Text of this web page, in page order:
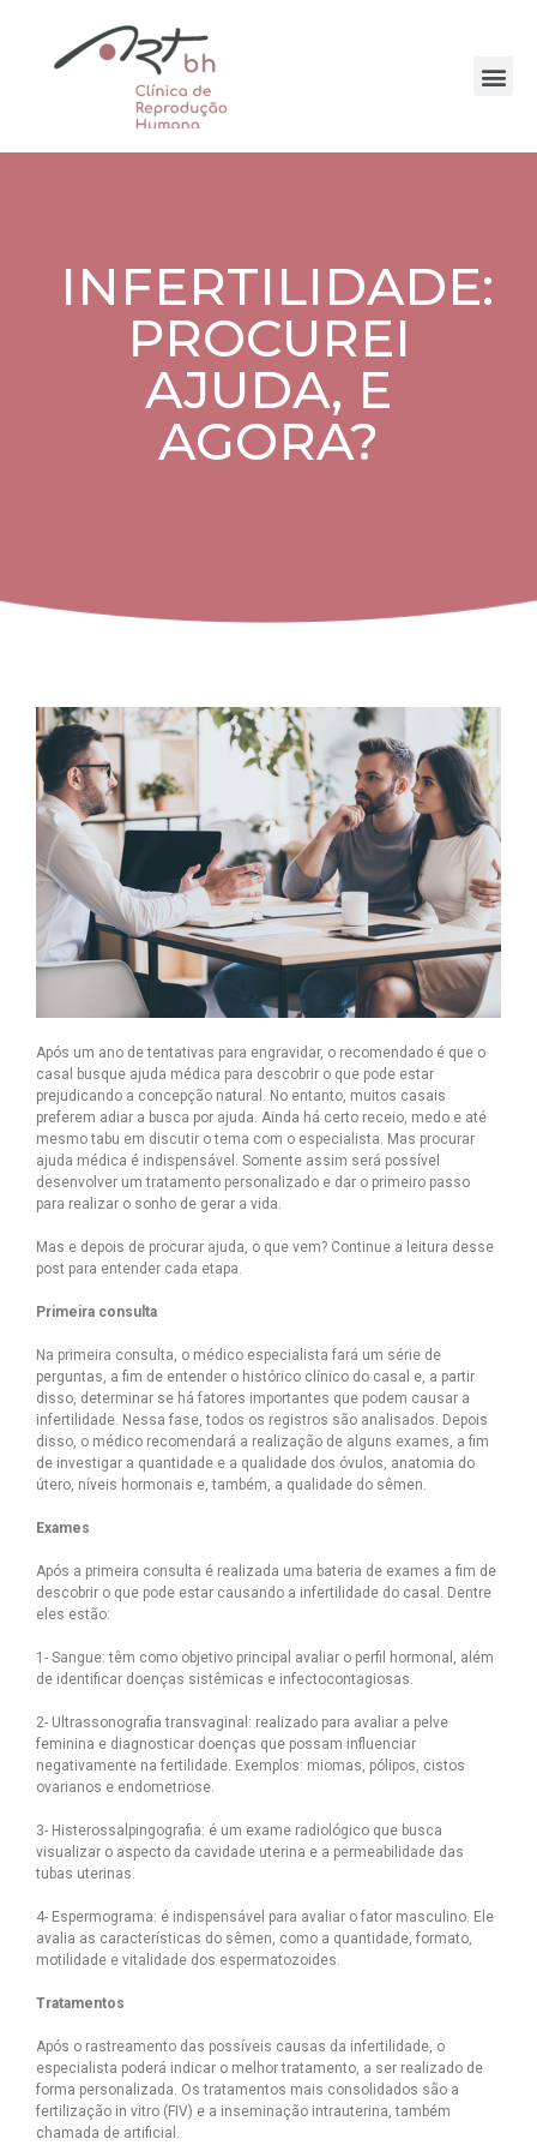
INFERTILIDADE:
PROCUREI
AJUDA, E
AGORA?
Após um ano de tentativas para engravidar, o recomendado é que o
casal busque ajuda médica para descobrir o que pode estar
prejudicando a concepção natural. No entanto, muitos casais
preferem adiar a busca por ajuda. Ainda há certo receio, medo e até
mesmo tabu em discutir o tema com o especialista. Mas procurar
ajuda médica é indispensável. Somente assim será possível
desenvolver um tratamento personalizado e dar o primeiro passo
para realizar o sonho de gerar a vida.
Mas e depois de procurar ajuda, o que vem? Continue a leitura desse
post para entender cada etapa.
Primeira consulta
Na primeira consulta, o médico especialista fará um série de
perguntas, a fim de entender o histórico clínico do casal e, a partir
disso, determinar se há fatores importantes que podem causar a
infertilidade. Nessa fase, todos os registros são analisados. Depois
disso, o médico recomendará a realização de alguns exames, a fim
de investigar a quantidade e a qualidade dos óvulos, anatomia do
útero, níveis hormonais e, também, a qualidade do sêmen.
Exames
Após a primeira consulta é realizada uma bateria de exames a fim de
descobrir o que pode estar causando a infertilidade do casal. Dentre
eles estão:
1- Sangue: têm como objetivo principal avaliar o perfil hormonal, além
de identificar doenças sistêmicas e infectocontagiosas.
2- Ultrassonografia transvaginal: realizado para avaliar a pelve
feminina e diagnosticar doenças que possam influenciar
negativamente na fertilidade. Exemplos: miomas, pólipos, cistos
ovarianos e endometriose.
3- Histerossalpingografia: é um exame radiológico que busca
visualizar o aspecto da cavidade uterina e a permeabilidade das
tubas uterinas.
4- Espermograma: é indispensável para avaliar o fator masculino. Ele
avalia as características do sêmen, como a quantidade, formato,
motilidade e vitalidade dos espermatozoides.
Tratamentos
Após o rastreamento das possíveis causas da infertilidade, o
especialista poderá indicar o melhor tratamento, a ser realizado de
forma personalizada. Os tratamentos mais consolidados são a
fertilização in vitro (FIV) e a inseminação intrauterina, também
chamada de artificial.